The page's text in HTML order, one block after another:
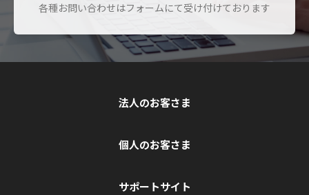
各種お問い合わせはフォームにて受け付けております
法人のお客さま
個人のお客さま
サポートサイト